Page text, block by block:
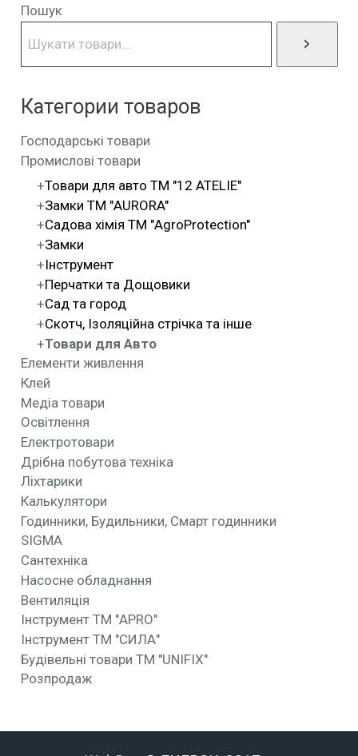
Пошук
Категории товаров
Господарські товари
Промислові товари
Товари для авто ТМ "12 ATELIE"
Замки ТМ "AURORA"
Садова хімія ТМ "AgroProtection"
Замки
Інструмент
Перчатки та Дощовики
Сад та город
Скотч, Ізоляційна стрічка та інше
Товари для Авто
Елементи живлення
Клей
Медіа товари
Освітлення
Електротовари
Дрібна побутова техніка
Ліхтарики
Калькулятори
Годинники, Будильники, Смарт годинники
SIGMA
Сантехніка
Насосне обладнання
Вентиляція
Інструмент ТМ "APRO"
Інструмент ТМ "СИЛА"
Будівельні товари ТМ "UNIFIX"
Розпродаж